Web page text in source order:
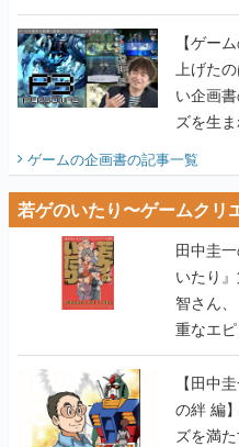
画書】
【ゲー
上げた
い企画
ズを生
ゲームの企画書の記事一覧
若ゲのいたり〜ゲームクリ
田中圭
いたり
智さん
重なエ
【田中
の絆 編
ズを満